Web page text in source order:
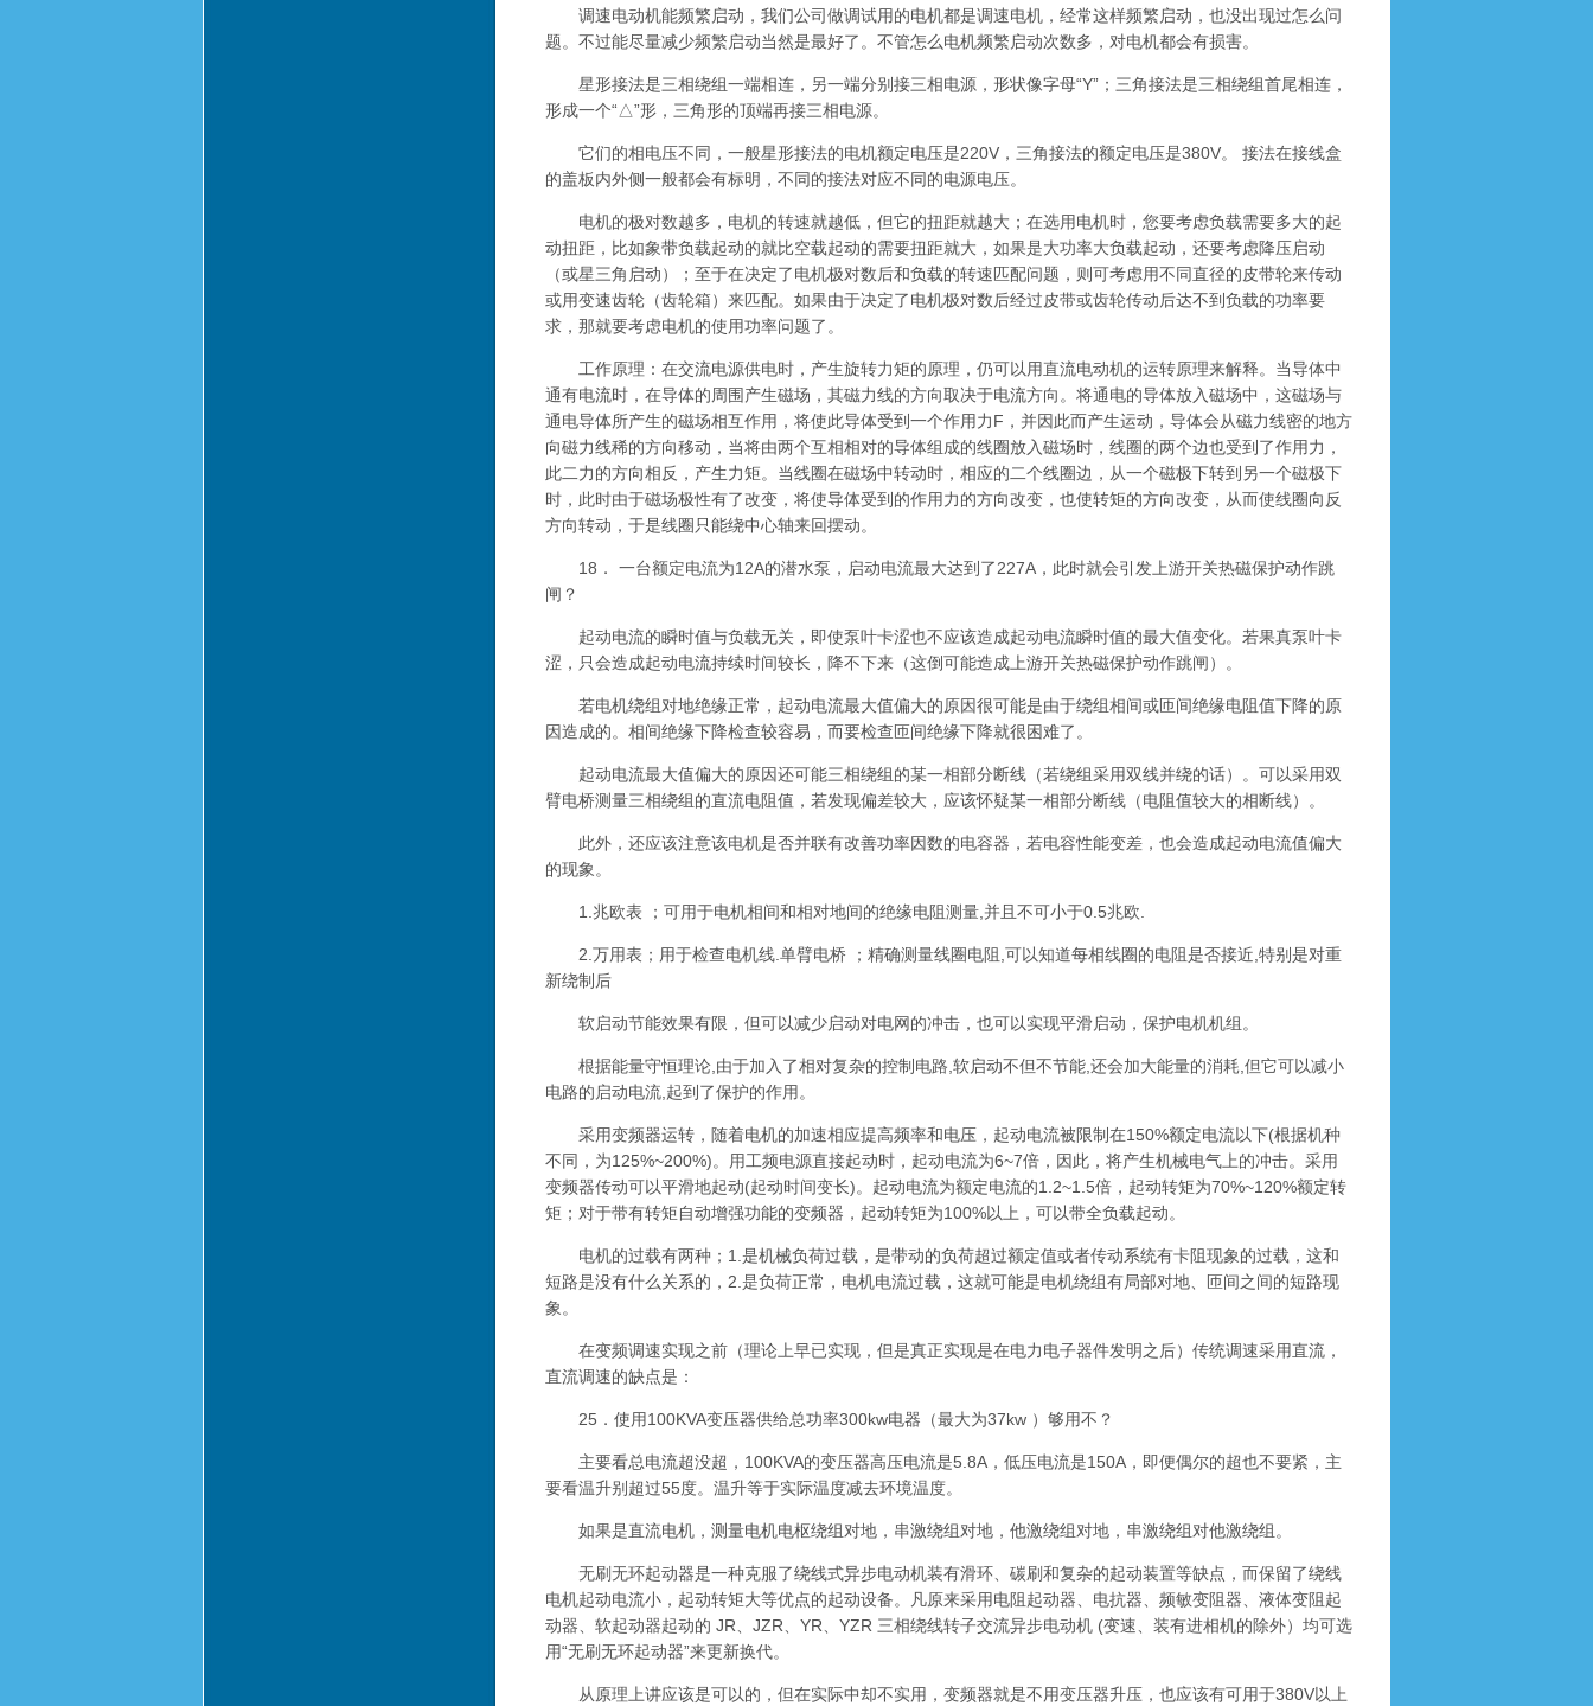
调速电动机能频繁启动，我们公司做调试用的电机都是调速电机，经常这样频繁启动，也没出现过怎么问
题。不过能尽量减少频繁启动当然是最好了。不管怎么电机频繁启动次数多，对电机都会有损害。
星形接法是三相绕组一端相连，另一端分别接三相电源，形状像字母“Y”；三角接法是三相绕组首尾相连，
形成一个“△”形，三角形的顶端再接三相电源。
它们的相电压不同，一般星形接法的电机额定电压是220V，三角接法的额定电压是380V。 接法在接线盒
的盖板内外侧一般都会有标明，不同的接法对应不同的电源电压。
电机的极对数越多，电机的转速就越低，但它的扭距就越大；在选用电机时，您要考虑负载需要多大的起
动扭距，比如象带负载起动的就比空载起动的需要扭距就大，如果是大功率大负载起动，还要考虑降压启动
（或星三角启动）；至于在决定了电机极对数后和负载的转速匹配问题，则可考虑用不同直径的皮带轮来传动
或用变速齿轮（齿轮箱）来匹配。如果由于决定了电机极对数后经过皮带或齿轮传动后达不到负载的功率要
求，那就要考虑电机的使用功率问题了。
工作原理：在交流电源供电时，产生旋转力矩的原理，仍可以用直流电动机的运转原理来解释。当导体中
通有电流时，在导体的周围产生磁场，其磁力线的方向取决于电流方向。将通电的导体放入磁场中，这磁场与
通电导体所产生的磁场相互作用，将使此导体受到一个作用力F，并因此而产生运动，导体会从磁力线密的地方
向磁力线稀的方向移动，当将由两个互相相对的导体组成的线圈放入磁场时，线圈的两个边也受到了作用力，
此二力的方向相反，产生力矩。当线圈在磁场中转动时，相应的二个线圈边，从一个磁极下转到另一个磁极下
时，此时由于磁场极性有了改变，将使导体受到的作用力的方向改变，也使转矩的方向改变，从而使线圈向反
方向转动，于是线圈只能绕中心轴来回摆动。
18． 一台额定电流为12A的潜水泵，启动电流最大达到了227A，此时就会引发上游开关热磁保护动作跳
闸？
起动电流的瞬时值与负载无关，即使泵叶卡涩也不应该造成起动电流瞬时值的最大值变化。若果真泵叶卡
涩，只会造成起动电流持续时间较长，降不下来（这倒可能造成上游开关热磁保护动作跳闸）。
若电机绕组对地绝缘正常，起动电流最大值偏大的原因很可能是由于绕组相间或匝间绝缘电阻值下降的原
因造成的。相间绝缘下降检查较容易，而要检查匝间绝缘下降就很困难了。
起动电流最大值偏大的原因还可能三相绕组的某一相部分断线（若绕组采用双线并绕的话）。可以采用双
臂电桥测量三相绕组的直流电阻值，若发现偏差较大，应该怀疑某一相部分断线（电阻值较大的相断线）。
此外，还应该注意该电机是否并联有改善功率因数的电容器，若电容性能变差，也会造成起动电流值偏大
的现象。
1.兆欧表 ；可用于电机相间和相对地间的绝缘电阻测量,并且不可小于0.5兆欧.
2.万用表；用于检查电机线.单臂电桥 ；精确测量线圈电阻,可以知道每相线圈的电阻是否接近,特别是对重
新绕制后
软启动节能效果有限，但可以减少启动对电网的冲击，也可以实现平滑启动，保护电机机组。
根据能量守恒理论,由于加入了相对复杂的控制电路,软启动不但不节能,还会加大能量的消耗,但它可以减小
电路的启动电流,起到了保护的作用。
采用变频器运转，随着电机的加速相应提高频率和电压，起动电流被限制在150%额定电流以下(根据机种
不同，为125%~200%)。用工频电源直接起动时，起动电流为6~7倍，因此，将产生机械电气上的冲击。采用
变频器传动可以平滑地起动(起动时间变长)。起动电流为额定电流的1.2~1.5倍，起动转矩为70%~120%额定转
矩；对于带有转矩自动增强功能的变频器，起动转矩为100%以上，可以带全负载起动。
电机的过载有两种；1.是机械负荷过载，是带动的负荷超过额定值或者传动系统有卡阻现象的过载，这和
短路是没有什么关系的，2.是负荷正常，电机电流过载，这就可能是电机绕组有局部对地、匝间之间的短路现
象。
在变频调速实现之前（理论上早已实现，但是真正实现是在电力电子器件发明之后）传统调速采用直流，
直流调速的缺点是：
25．使用100KVA变压器供给总功率300kw电器（最大为37kw ）够用不？
主要看总电流超没超，100KVA的变压器高压电流是5.8A，低压电流是150A，即便偶尔的超也不要紧，主
要看温升别超过55度。温升等于实际温度减去环境温度。
如果是直流电机，测量电机电枢绕组对地，串激绕组对地，他激绕组对地，串激绕组对他激绕组。
无刷无环起动器是一种克服了绕线式异步电动机装有滑环、碳刷和复杂的起动装置等缺点，而保留了绕线
电机起动电流小，起动转矩大等优点的起动设备。凡原来采用电阻起动器、电抗器、频敏变阻器、液体变阻起
动器、软起动器起动的 JR、JZR、YR、YZR 三相绕线转子交流异步电动机 (变速、装有进相机的除外）均可选
用“无刷无环起动器”来更新换代。
从原理上讲应该是可以的，但在实际中却不实用，变频器就是不用变压器升压，也应该有可用于380V以上